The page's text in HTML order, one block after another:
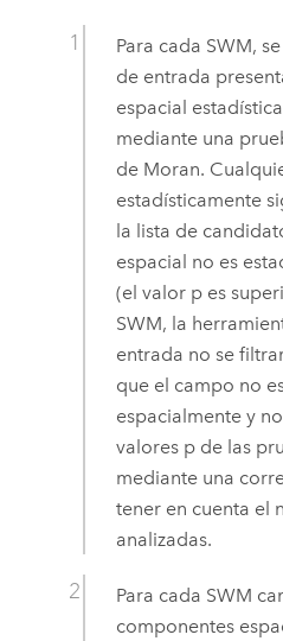
Para cada SWM,
de entrada
espacial
mediante una
de Moran.
estadísticamente
la lista de
espacial no es
(el valor p es
SWM, la
entrada no se
que el campo no
espacialmente y
valores p de las
mediante una
tener en cuenta el
analizadas.
Para cada SWM
componentes